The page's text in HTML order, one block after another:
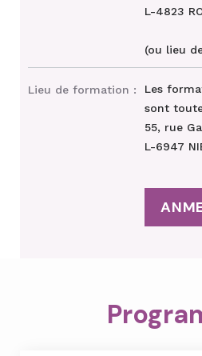
L-4823
(ou lieu
Lieu de formation :
Les
sont
55, rue
L-6947